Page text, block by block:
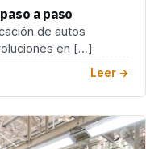
a paso
de autos
en […]
Leer →